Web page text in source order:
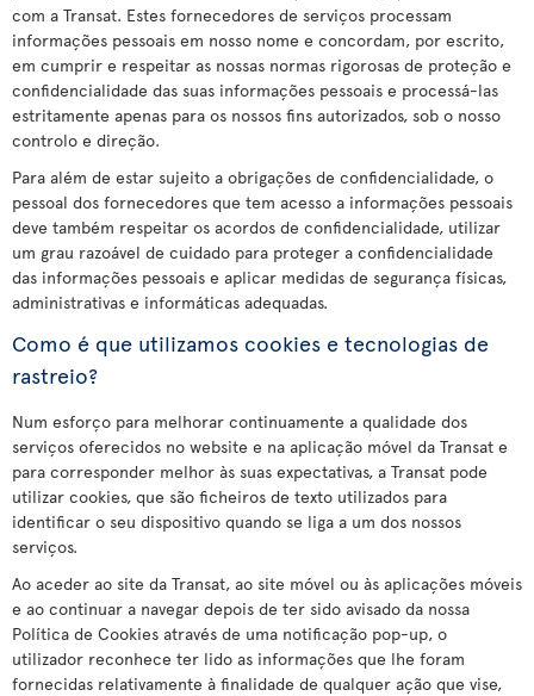
com a Transat. Estes fornecedores de serviços processam
informações pessoais em nosso nome e concordam, por escrito,
em cumprir e respeitar as nossas normas rigorosas de proteção e
confidencialidade das suas informações pessoais e processá-las
estritamente apenas para os nossos fins autorizados, sob o nosso
controlo e direção.
Para além de estar sujeito a obrigações de confidencialidade, o
pessoal dos fornecedores que tem acesso a informações pessoais
deve também respeitar os acordos de confidencialidade, utilizar
um grau razoável de cuidado para proteger a confidencialidade
das informações pessoais e aplicar medidas de segurança físicas,
administrativas e informáticas adequadas.
Como é que utilizamos cookies e tecnologias de
rastreio?
Num esforço para melhorar continuamente a qualidade dos
serviços oferecidos no website e na aplicação móvel da Transat e
para corresponder melhor às suas expectativas, a Transat pode
utilizar cookies, que são ficheiros de texto utilizados para
identificar o seu dispositivo quando se liga a um dos nossos
serviços.
Ao aceder ao site da Transat, ao site móvel ou às aplicações móveis
e ao continuar a navegar depois de ter sido avisado da nossa
Política de Cookies através de uma notificação pop-up, o
utilizador reconhece ter lido as informações que lhe foram
fornecidas relativamente à finalidade de qualquer ação que vise,